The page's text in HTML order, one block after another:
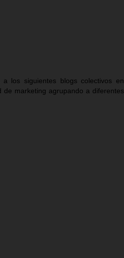
los siguientes blogs colectivos en
marketing agrupando a diferentes